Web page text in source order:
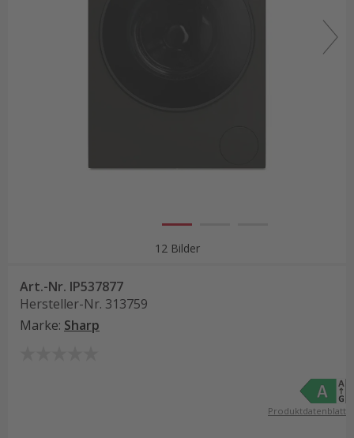
12 Bilder
Art.-Nr. IP537877
Hersteller-Nr. 313759
Marke: Sharp
Produktdatenblatt